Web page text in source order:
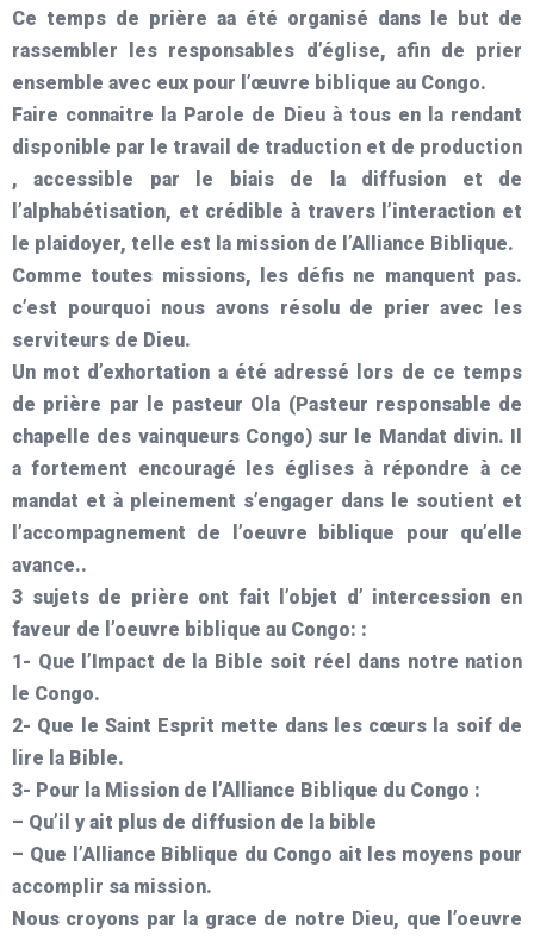
Ce temps de prière aa été organisé dans le but de
rassembler les responsables d’église, afin de prier
ensemble avec eux pour l’œuvre biblique au Congo.
Faire connaitre la Parole de Dieu à tous en la rendant
disponible par le travail de traduction et de production
, accessible par le biais de la diffusion et de
l’alphabétisation, et crédible à travers l’interaction et
le plaidoyer, telle est la mission de l’Alliance Biblique.
Comme toutes missions, les défis ne manquent pas.
c’est pourquoi nous avons résolu de prier avec les
serviteurs de Dieu.
Un mot d’exhortation a été adressé lors de ce temps
de prière par le pasteur Ola (Pasteur responsable de
chapelle des vainqueurs Congo) sur le Mandat divin. Il
a fortement encouragé les églises à répondre à ce
mandat et à pleinement s’engager dans le soutient et
l’accompagnement de l’oeuvre biblique pour qu’elle
avance..
3 sujets de prière ont fait l’objet d’ intercession en
faveur de l’oeuvre biblique au Congo: :
1- Que l’Impact de la Bible soit réel dans notre nation
le Congo.
2- Que le Saint Esprit mette dans les cœurs la soif de
lire la Bible.
3- Pour la Mission de l’Alliance Biblique du Congo :
– Qu’il y ait plus de diffusion de la bible
– Que l’Alliance Biblique du Congo ait les moyens pour
accomplir sa mission.
Nous croyons par la grace de notre Dieu, que l’oeuvre